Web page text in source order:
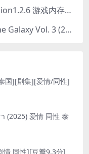
IOS 越狱软件iMemScan version1.2.6 游戏内存修改器
银河护卫队3 Guardians of the Galaxy Vol. 3 (2023)4K高清资源1080p只分享精品
国][剧集][爱情/同性]
(2025) 爱情 同性 泰
情 同性][豆瓣9.3分]